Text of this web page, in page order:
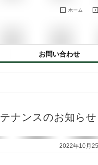
ホーム
お問い合わせ
ナンスのお知ら
2022年10月